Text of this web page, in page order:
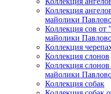
Коллекция
майолики
Коллекция сов от
майолики
Коллекция
Коллекция слонов
Коллекция
майолики
Коллекция собак